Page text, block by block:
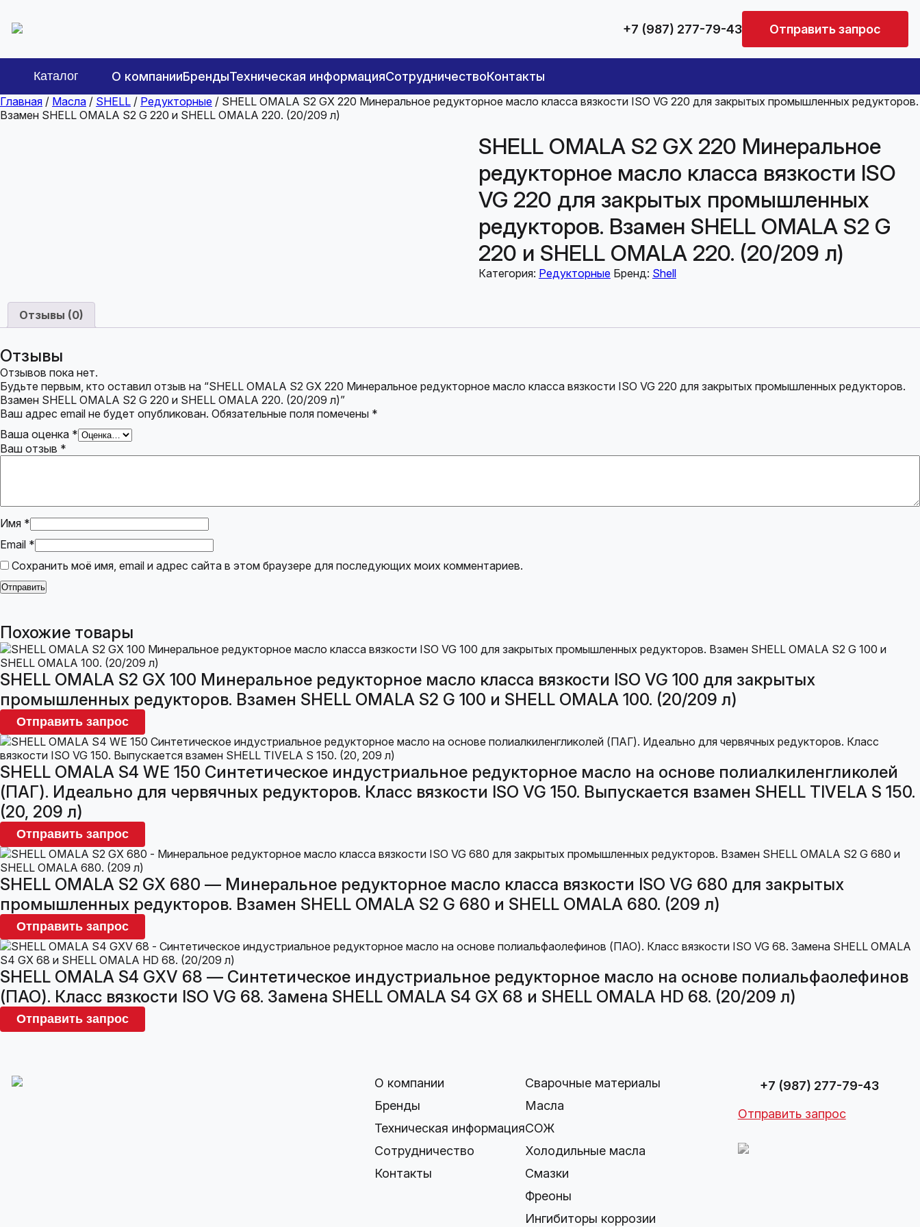
+7 (987) 277-79-43 Отправить запрос
Каталог О компанииБрендыТехническая информацияСотрудничествоКонтакты
Главная / Масла / SHELL / Редукторные / SHELL OMALA S2 GX 220 Минеральное редукторное масло класса вязкости ISO VG 220 для закрытых промышленных редукторов.
Взамен SHELL OMALA S2 G 220 и SHELL OMALA 220. (20/209 л)
SHELL OMALA S2 GX 220 Минеральное
редукторное масло класса вязкости ISO
VG 220 для закрытых промышленных
редукторов. Взамен SHELL OMALA S2 G
220 и SHELL OMALA 220. (20/209 л)
Категория: Редукторные Бренд: Shell
Отзывы (0)
Отзывы
Отзывов пока нет.
Будьте первым, кто оставил отзыв на “SHELL OMALA S2 GX 220 Минеральное редукторное масло класса вязкости ISO VG 220 для закрытых промышленных редукторов.
Взамен SHELL OMALA S2 G 220 и SHELL OMALA 220. (20/209 л)”
Ваш адрес email не будет опубликован. Обязательные поля помечены *
Ваша оценка *
Ваш отзыв *
Имя *
Email *
Сохранить моё имя, email и адрес сайта в этом браузере для последующих моих комментариев.
Похожие товары
SHELL OMALA S2 GX 100 Минеральное редукторное масло класса вязкости ISO VG 100 для закрытых
промышленных редукторов. Взамен SHELL OMALA S2 G 100 и SHELL OMALA 100. (20/209 л)
Отправить запрос
SHELL OMALA S4 WE 150 Синтетическое индустриальное редукторное масло на основе полиалкиленгликолей
(ПАГ). Идеально для червячных редукторов. Класс вязкости ISO VG 150. Выпускается взамен SHELL TIVELA S 150.
(20, 209 л)
Отправить запрос
SHELL OMALA S2 GX 680 — Минеральное редукторное масло класса вязкости ISO VG 680 для закрытых
промышленных редукторов. Взамен SHELL OMALA S2 G 680 и SHELL OMALA 680. (209 л)
Отправить запрос
SHELL OMALA S4 GXV 68 — Синтетическое индустриальное редукторное масло на основе полиальфаолефинов
(ПАО). Класс вязкости ISO VG 68. Замена SHELL OMALA S4 GX 68 и SHELL OMALA HD 68. (20/209 л)
Отправить запрос
О компании
Бренды
Техническая информация
Сотрудничество
Контакты
Сварочные материалы
Масла
СОЖ
Холодильные масла
Смазки
Фреоны
Ингибиторы коррозии
+7 (987) 277-79-43
Отправить запрос